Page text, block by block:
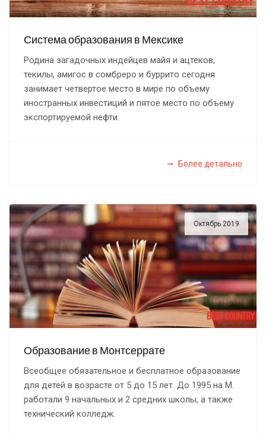
Система образования в Мексике
Родина загадочных индейцев майя и ацтеков,
текилы, амигос в сомбреро и буррито сегодня
занимает четвертое место в мире по объему
иностранных инвестиций и пятое место по объему
экспортируемой нефти.
Более детально
Октябрь 2019
Образование в Монтсеррате
Всеобщее обязательное и бесплатное образование
для детей в возрасте от 5 до 15 лет. До 1995 на М.
работали 9 начальных и 2 средних школы, а также
технический колледж.